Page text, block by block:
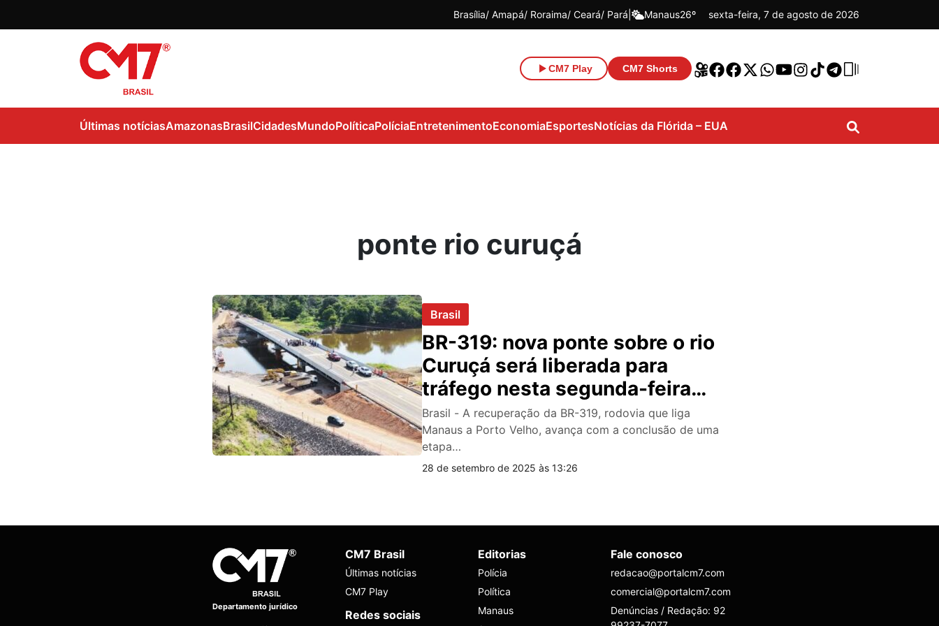
Brasília Amapá Roraima Ceará Pará Manaus26º sexta-feira, 7 de agosto de 2026
CM7 Play CM7 Shorts
Últimas notíciasAmazonasBrasilCidadesMundoPolíticaPolíciaEntretenimentoEconomiaEsportesNotícias da Flórida – EUA
ponte rio curuçá
Brasil
BR-319: nova ponte sobre o rio
Curuçá será liberada para
tráfego nesta segunda-feira
(29)
Brasil - A recuperação da BR-319, rodovia que liga
Manaus a Porto Velho, avança com a conclusão de uma
etapa…
28 de setembro de 2025 às 13:26
Departamento jurídico
CM7 Brasil
Últimas notícias
CM7 Play
Redes sociais
Editorias
Polícia
Política
Manaus
Fale conosco
redacao@portalcm7.com
comercial@portalcm7.com
Denúncias / Redação: 92